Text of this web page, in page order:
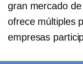
gran mercado
ofrece múltiples
empresas